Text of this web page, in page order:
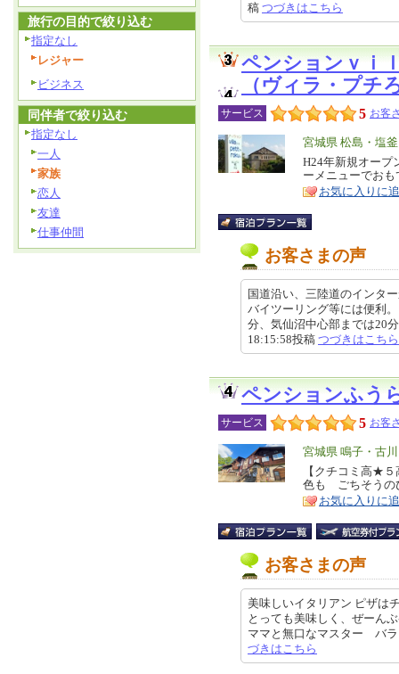
稿 つづきはこちら
ペンションｖｉ
（ヴィラ・プチ
サービス 5 お客
エ
リ
ア
宮城県 松島・塩
特
徴
H24年新規オープ
ーメニューでお
お気に入りに
お客さまの声
国道沿い、三陸道のインタ
バイツーリング等には便利
分、気仙沼中心部までは20
18:15:58投稿 つづきはこちら
ペンションふう
サービス 5 お客
エ
リ
ア
宮城県 鳴子・古
特
徴
【クチコミ高★
色も ごちそうの
お気に入りに
お客さまの声
美味しいイタリアン ピザは
とっても美味しく、ぜーん
ママと無口なマスター バ
づきはこちら
旅行の目的で絞り込む
指定なし
レジャー
ビジネス
同伴者で絞り込む
指定なし
一人
家族
恋人
友達
仕事仲間